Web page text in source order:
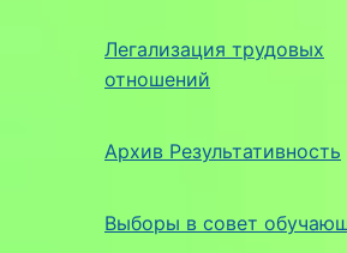
Легализация трудовых
отношений
Архив Результативность
Выборы в совет